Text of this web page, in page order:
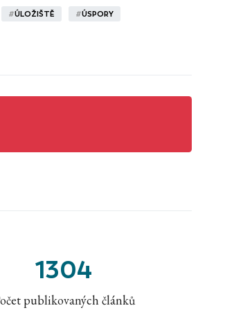
#ÚLOŽIŠTĚ #ÚSPORY
1304
publikovaných článků